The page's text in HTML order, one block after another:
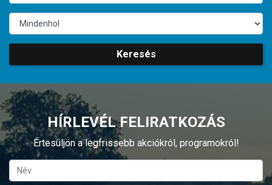
Keresés
HÍRLEVÉL FELIRATKOZÁS
Értesüljön a legfrissebb akciókról, programokról!